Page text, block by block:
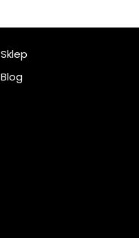
Sklep
Blog